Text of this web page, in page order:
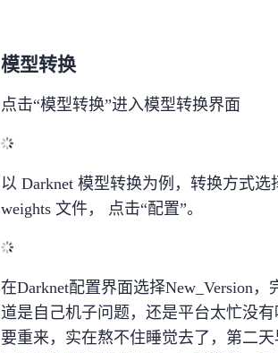
模型转换
点击“模型转换”进入模型转换界面
以 Darknet 模型转换为例，转换方式选
weights 文件， 点击“配置”。
在Darknet配置界面选择New_Version
道是自己机子问题，还是平台太忙没
要重来，实在熬不住睡觉去了，第二